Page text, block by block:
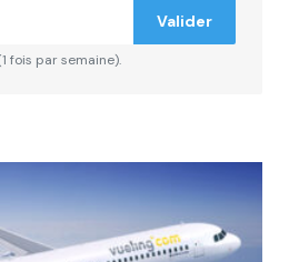
Valider
fois par semaine).